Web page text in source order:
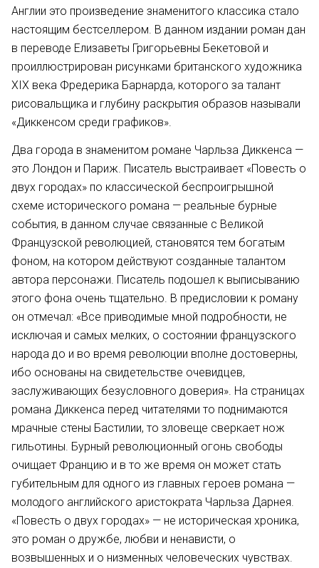
Англии это произведение знаменитого классика стало
настоящим бестселлером. В данном издании роман дан
в переводе Елизаветы Григорьевны Бекетовой и
проиллюстрирован рисунками британского художника
XIX века Фредерика Барнарда, которого за талант
рисовальщика и глубину раскрытия образов называли
«Диккенсом среди графиков».
Два города в знаменитом романе Чарльза Диккенса —
это Лондон и Париж. Писатель выстраивает «Повесть о
двух городах» по классической беспроигрышной
схеме исторического романа — реальные бурные
события, в данном случае связанные с Великой
Французской революцией, становятся тем богатым
фоном, на котором действуют созданные талантом
автора персонажи. Писатель подошел к выписыванию
этого фона очень тщательно. В предисловии к роману
он отмечал: «Все приводимые мной подробности, не
исключая и самых мелких, о состоянии французского
народа до и во время революции вполне достоверны,
ибо основаны на свидетельстве очевидцев,
заслуживающих безусловного доверия». На страницах
романа Диккенса перед читателями то поднимаются
мрачные стены Бастилии, то зловеще сверкает нож
гильотины. Бурный революционный огонь свободы
очищает Францию и в то же время он может стать
губительным для одного из главных героев романа —
молодого английского аристократа Чарльза Дарнея.
«Повесть о двух городах» — не историческая хроника,
это роман о дружбе, любви и ненависти, о
возвышенных и о низменных человеческих чувствах.